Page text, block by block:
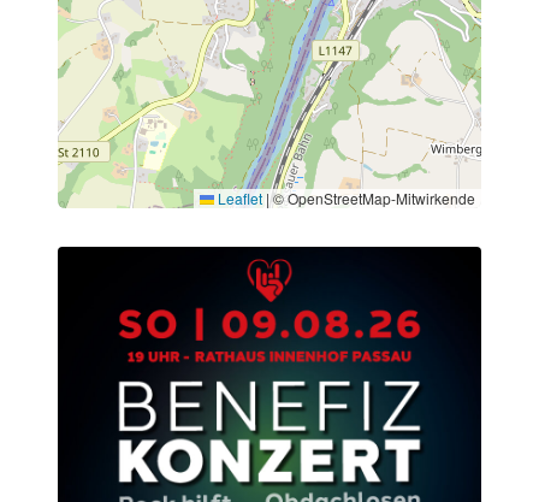
Leaflet |© OpenStreetMap-Mitwirkende